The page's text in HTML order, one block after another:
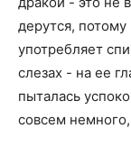
дерутся,
употребляет
слезах - на ее
пыталась
совсем